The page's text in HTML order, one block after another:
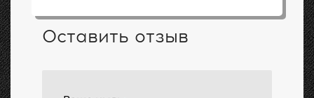
Оставить отзыв